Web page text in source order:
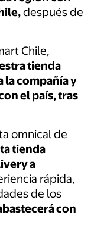
después de
Chile,
tienda
la compañía y
el país, tras
omnical de
tienda
a
rápida,
de los
con